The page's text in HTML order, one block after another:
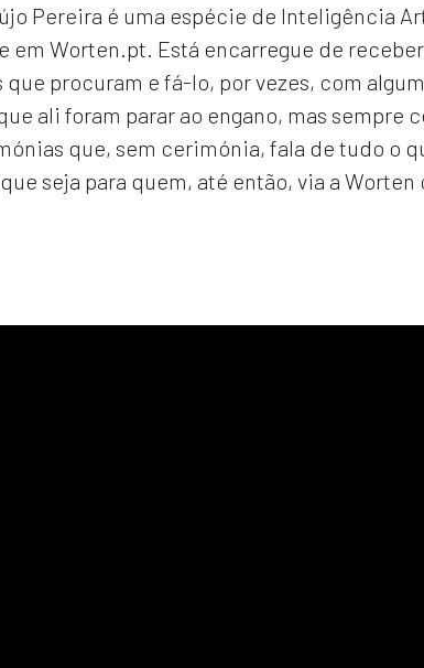
Pereira é uma espécie de Inteligência
em Worten.pt. Está encarregue de
procuram e fá-lo, por vezes, com
ali foram parar ao engano, mas sempre
que, sem cerimónia, fala de tudo o
seja para quem, até então, via a Worten